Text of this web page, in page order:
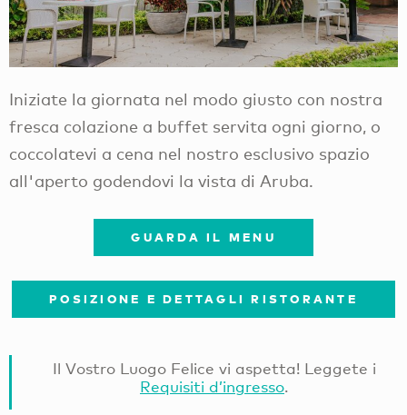
Iniziate la giornata nel modo giusto con nostra
fresca colazione a buffet servita ogni giorno, o
coccolatevi a cena nel nostro esclusivo spazio
all'aperto godendovi la vista di Aruba.
GUARDA IL MENU
POSIZIONE E DETTAGLI RISTORANTE
Il Vostro Luogo Felice vi aspetta! Leggete i
Requisiti d’ingresso.